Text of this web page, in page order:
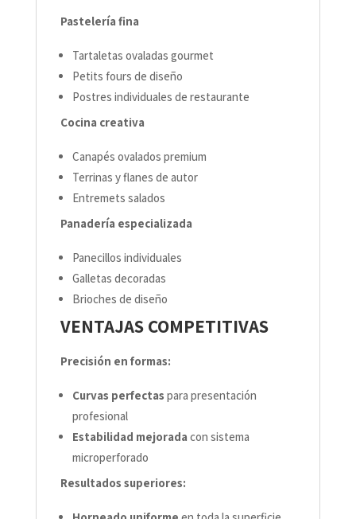
Pastelería fina
Tartaletas ovaladas gourmet
Petits fours de diseño
Postres individuales de restaurante
Cocina creativa
Canapés ovalados premium
Terrinas y flanes de autor
Entremets salados
Panadería especializada
Panecillos individuales
Galletas decoradas
Brioches de diseño
VENTAJAS COMPETITIVAS
Precisión en formas:
Curvas perfectas para presentación
profesional
Estabilidad mejorada con sistema
microperforado
Resultados superiores: